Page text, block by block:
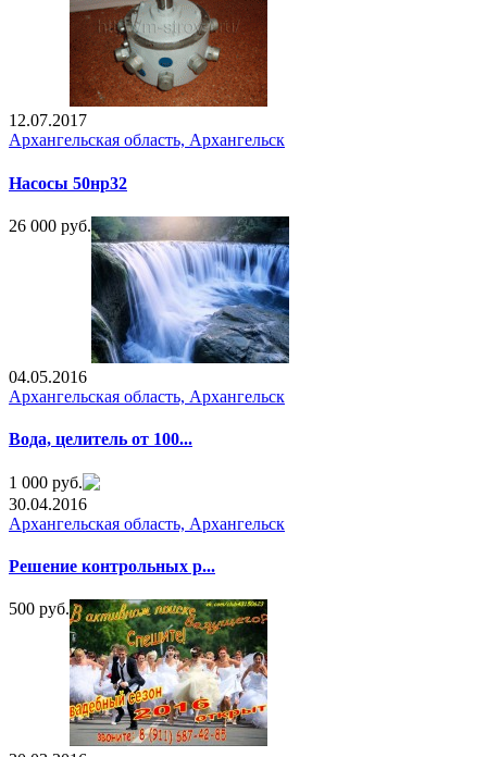
12.07.2017
Архангельская область, Архангельск
Насосы 50нр32
26 000 руб.
04.05.2016
Архангельская область, Архангельск
Вода, целитель от 100...
1 000 руб.
30.04.2016
Архангельская область, Архангельск
Решение контрольных р...
500 руб.